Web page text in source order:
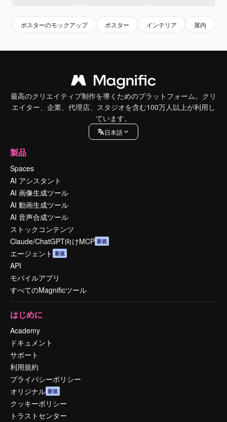
ポスターのモックアップ ポスター インテリア 屋内
最高のクリエイティブ制作を導くためのプラットフォーム。クリ
エイター、企業、代理店、スタジオを含む100万人以上が利用し
ています。
日本語
製品
Spaces
AI アシスタント
AI 画像生成ツール
AI 動画生成ツール
AI 音声合成ツール
ストックコンテンツ
Claude/ChatGPT向けMCP 新規
エージェント 新規
API
モバイルアプリ
すべてのMagnificツール
はじめに
Academy
ドキュメント
サポート
利用規約
プライバシーポリシー
オリジナル 新規
クッキーポリシー
トラストセンター